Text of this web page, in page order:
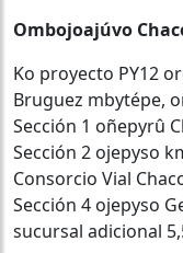
Ombojoajúvo
Ko proyecto PY12
Bruguez mbytépe,
Sección 1 oñepyrû
Sección 2 ojepyso
Consorcio Vial
Sección 4 ojepyso
sucursal adicional